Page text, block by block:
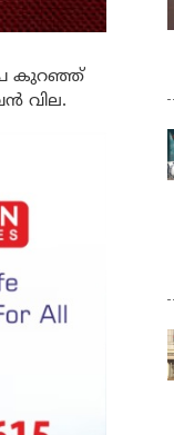
കുറഞ്ഞ്
വില.